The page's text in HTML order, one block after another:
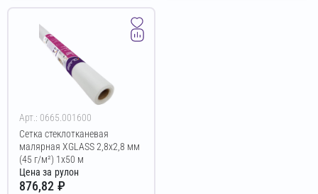
Арт.: 0665.001600
Сетка стеклотканевая
малярная XGLASS 2,8х2,8 мм
(45 г/м²) 1х50 м
Цена за рулон
876,82 ₽